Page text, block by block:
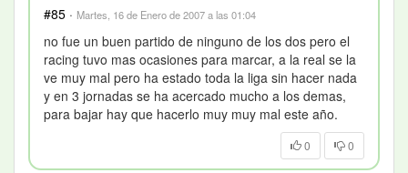
#85 · Martes, 16 de Enero de 2007 a las 01:04
no fue un buen partido de ninguno de los dos pero el
racing tuvo mas ocasiones para marcar, a la real se la
ve muy mal pero ha estado toda la liga sin hacer nada
y en 3 jornadas se ha acercado mucho a los demas,
para bajar hay que hacerlo muy muy mal este año.
0 0